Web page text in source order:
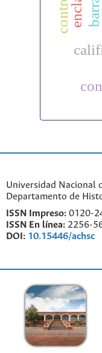
Universidad Nacional
Departamento de
ISSN Impreso: 0120-
ISSN En línea: 2256-
DOI: 10.15446/achsc